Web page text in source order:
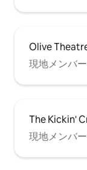
Olive
現地メンバ
The Kickin'
現地メンバ